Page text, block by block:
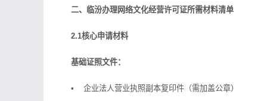
二、临汾办理网络文化经营许可证所需材料清单
2.1核心申请材料
基础证照文件：
• 企业法人营业执照副本复印件（需加盖公章）